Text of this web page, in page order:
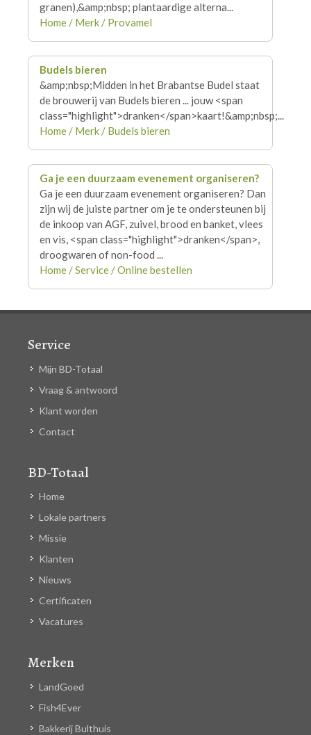
granen),&amp;nbsp; plantaardige alterna...
Home / Merk / Provamel
Budels bieren
&amp;nbsp;Midden in het Brabantse Budel staat
de brouwerij van Budels bieren ... jouw <span
class="highlight">dranken</span>kaart!&amp;nbsp;...
Home / Merk / Budels bieren
Ga je een duurzaam evenement organiseren?
Ga je een duurzaam evenement organiseren? Dan
zijn wij de juiste partner om je te ondersteunen bij
de inkoop van AGF, zuivel, brood en banket, vlees
en vis, <span class="highlight">dranken</span>,
droogwaren of non-food ...
Home / Service / Online bestellen
Service
Mijn BD-Totaal
Vraag & antwoord
Klant worden
Contact
BD-Totaal
Home
Lokale partners
Missie
Klanten
Nieuws
Certificaten
Vacatures
Merken
LandGoed
Fish4Ever
Bakkerij Bulthuis